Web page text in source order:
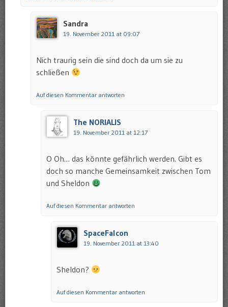
Sandra
19. November 2011 at 09:07
Nich traurig sein die sind doch da um sie zu
schließen
Auf diesen Kommentar antworten
The NORIALIS
19. November 2011 at 12:17
O Oh… das könnte gefährlich werden. Gibt es
doch so manche Gemeinsamkeit zwischen Tom
und Sheldon
Auf diesen Kommentar antworten
SpaceFalcon
19. November 2011 at 13:40
Sheldon?
Auf diesen Kommentar antworten